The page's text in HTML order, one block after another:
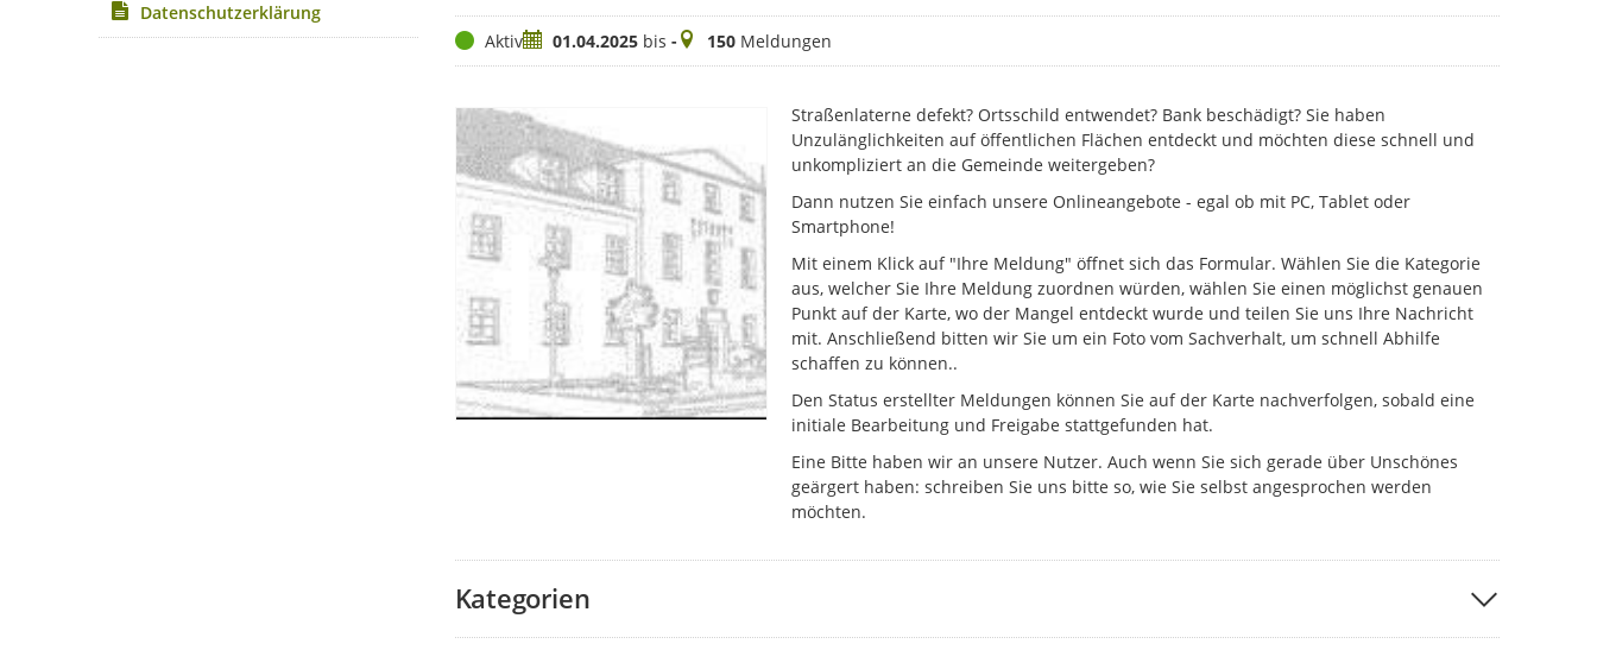
StatusAktivZeitraum
01.04.2025bis -Meldungen
150Meldungen
Straßenlaterne defekt? Ortsschild entwendet? Bank beschädigt? Sie haben
Unzulänglichkeiten auf öffentlichen Flächen entdeckt und möchten diese schnell und
unkompliziert an die Gemeinde weitergeben?
Dann nutzen Sie einfach unsere Onlineangebote - egal ob mit PC, Tablet oder
Smartphone!
Mit einem Klick auf "Ihre Meldung" öffnet sich das Formular. Wählen Sie die Kategorie
aus, welcher Sie Ihre Meldung zuordnen würden, wählen Sie einen möglichst genauen
Punkt auf der Karte, wo der Mangel entdeckt wurde und teilen Sie uns Ihre Nachricht
mit. Anschließend bitten wir Sie um ein Foto vom Sachverhalt, um schnell Abhilfe
schaffen zu können..
Den Status erstellter Meldungen können Sie auf der Karte nachverfolgen, sobald eine
initiale Bearbeitung und Freigabe stattgefunden hat.
Eine Bitte haben wir an unsere Nutzer. Auch wenn Sie sich gerade über Unschönes
geärgert haben: schreiben Sie uns bitte so, wie Sie selbst angesprochen werden
möchten.
Kategorien
Datenschutzerklärung